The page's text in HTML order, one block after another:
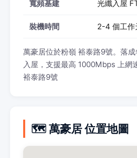
寬頻基建 光纖入屋
裝機時間 2-4 個工作
萬豪居位於粉嶺 裕泰路9號。落
入屋，支援最高 1000Mbps 上網
裕泰路9號
🗺️ 萬豪居 位置地圖